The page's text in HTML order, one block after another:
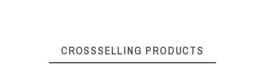
CROSSSELLING PRODUCTS